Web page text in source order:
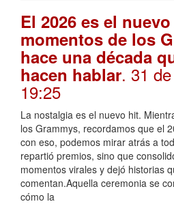
El 2026 es el
momentos de los
hace una década
hacen hablar. 31
19:25
La nostalgia es el nuevo hit.
los Grammys, recordamos que el
con eso, podemos mirar atrás a
repartió premios, sino que
momentos virales y dejó historias
comentan.Aquella ceremonia se
cómo la